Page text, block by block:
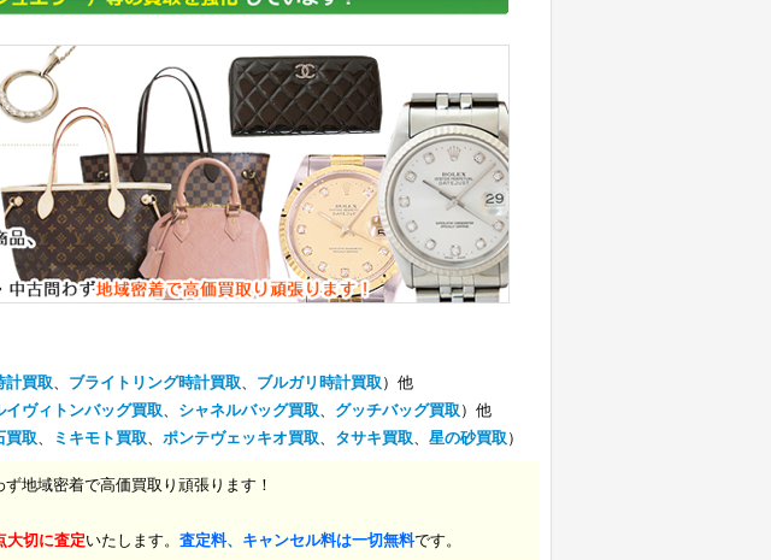
計買取、 ブライトリング時計買取、 ブルガリ時計買取 ）他
イヴィトンバッグ買取、 シャネルバッグ買取、 グッチバッグ買取 ）他
買取、 ミキモト買取、 ポンテヴェッキオ買取、 タサキ買取、 星の砂買取 ）
地域密着で高価買取り頑張ります！
大切に査定いたします。 査定料、キャンセル料は一切無料です。